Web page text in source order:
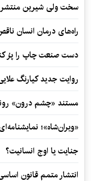
سخت ولی شیرین
راه‌های درمان انسان
دست صنعت چاپ را پرُ
روایت جدید کیارنگ
مستند «چشم درون»
«ویران‌شاه»؛
جنایت یا اوج انسانیت؟
انتشار متمم قانون